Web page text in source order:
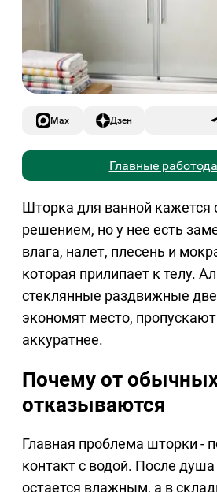
Max Дзен
Главные
Шторка для ванной
решением, но у нее есть
влага, налет, плесень и
которая прилипает к телу.
стеклянные раздвижные
экономят место,
аккуратнее.
Почему от
отказываются
Главная проблема шторки -
контакт с водой. После
остается влажным, а в